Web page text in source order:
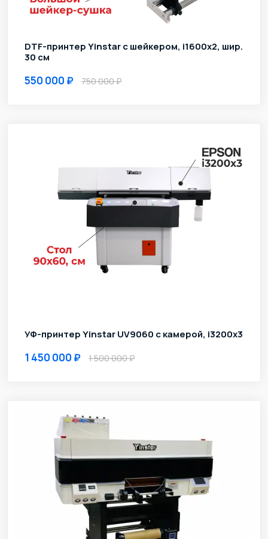
DTF-принтер Yinstar с шейкером, i1600х2, шир.
30 см
550 000 750 000
УФ-принтер Yinstar UV9060 с камерой, i3200x3
1 450 000 1 500 000